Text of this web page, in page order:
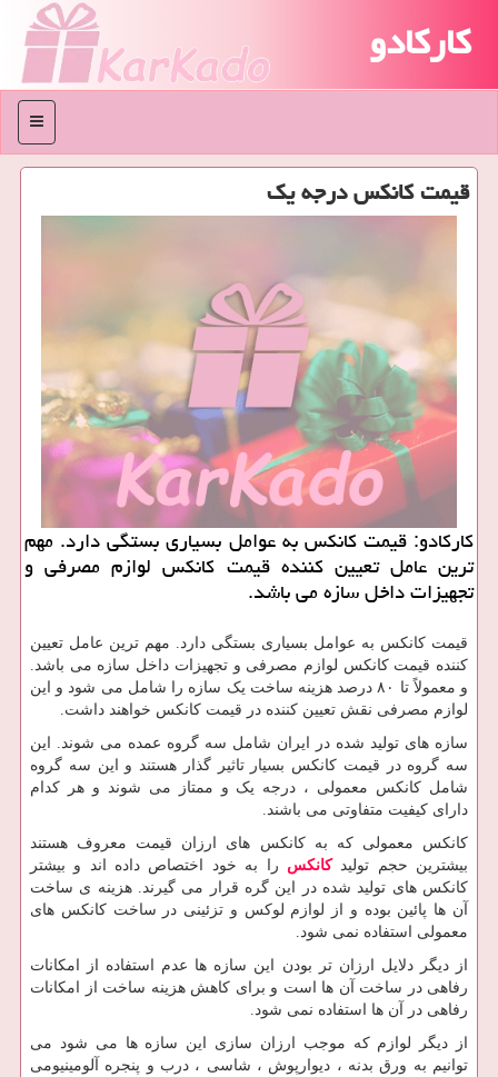
کارکادو
منو
قیمت كانكس درجه یك
كاركادو: قیمت كانكس به عوامل بسیاری بستگی دارد. مهم
ترین عامل تعیین كننده قیمت كانكس لوازم مصرفی و
تجهیزات داخل سازه می باشد.
قیمت کانکس به عوامل بسیاری بستگی دارد. مهم ترین عامل تعیین
کننده قیمت کانکس لوازم مصرفی و تجهیزات داخل سازه می باشد.
و معمولاً تا ۸۰ درصد هزینه ساخت یک سازه را شامل می شود و این
لوازم مصرفی نقش تعیین کننده در قیمت کانکس خواهند داشت.
سازه های تولید شده در ایران شامل سه گروه عمده می شوند. این
سه گروه در قیمت کانکس بسیار تاثیر گذار هستند و این سه گروه
شامل کانکس معمولی ، درجه یک و ممتاز می شوند و هر کدام
دارای کیفیت متفاوتی می باشند.
کانکس معمولی که به کانکس های ارزان قیمت معروف هستند
بیشترین حجم تولیدکانکس را به خود اختصاص داده اند و بیشتر
کانکس های تولید شده در این گره قرار می گیرند. هزینه ی ساخت
آن ها پائین بوده و از لوازم لوکس و تزئینی در ساخت کانکس های
معمولی استفاده نمی شود.
از دیگر دلایل ارزان تر بودن این سازه ها عدم استفاده از امکانات
رفاهی در ساخت آن ها است و برای کاهش هزینه ساخت از امکانات
رفاهی در آن ها استفاده نمی شود.
از دیگر لوازم که موجب ارزان سازی این سازه ها می شود می
توانیم به ورق بدنه ، دیوارپوش ، شاسی ، درب و پنجره آلومینیومی